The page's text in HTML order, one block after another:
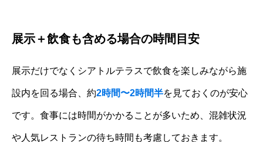
展示＋飲食も含める場合の時間目安
展示だけでなくシアトルテラスで飲食を楽しみながら施
設内を回る場合、約2時間〜2時間半を見ておくのが安心
です。食事には時間がかかることが多いため、混雑状況
や人気レストランの待ち時間も考慮しておきます。